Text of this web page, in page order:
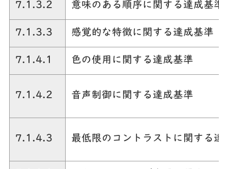
7.1.3.2 意味のある順序に関する達成基準
7.1.3.3 感覚的な特徴に関する達成基準
7.1.4.1 色の使用に関する達成基準
7.1.4.2 音声制御に関する達成基準
7.1.4.3 最低限のコントラストに関する達